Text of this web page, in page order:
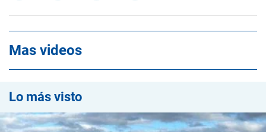
Mas videos
Lo más visto